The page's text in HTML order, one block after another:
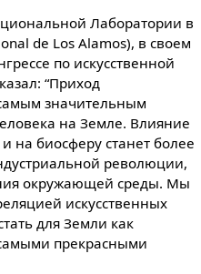
Лаборатории в
de Los Alamos), в своем
по искусственной
“Приход
значительным
на Земле. Влияние
на биосферу станет более
революции,
окружающей среды. Мы
искусственных
для Земли как
прекрасными